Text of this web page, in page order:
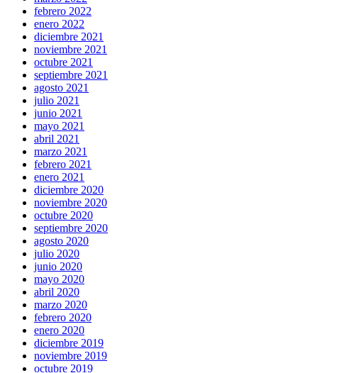
febrero 2022
enero 2022
diciembre 2021
noviembre 2021
octubre 2021
septiembre 2021
agosto 2021
julio 2021
junio 2021
mayo 2021
abril 2021
marzo 2021
febrero 2021
enero 2021
diciembre 2020
noviembre 2020
octubre 2020
septiembre 2020
agosto 2020
julio 2020
junio 2020
mayo 2020
abril 2020
marzo 2020
febrero 2020
enero 2020
diciembre 2019
noviembre 2019
octubre 2019